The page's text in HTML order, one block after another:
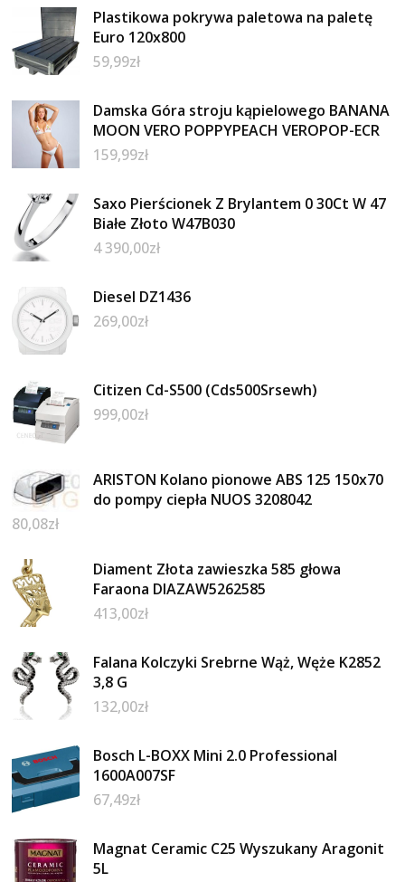
Plastikowa pokrywa paletowa na paletę
Euro 120x800
59,99zł
Damska Góra stroju kąpielowego BANANA
MOON VERO POPPYPEACH VEROPOP-ECR
159,99zł
Saxo Pierścionek Z Brylantem 0 30Ct W 47
Białe Złoto W47B030
4 390,00zł
Diesel DZ1436
269,00zł
Citizen Cd-S500 (Cds500Srsewh)
999,00zł
ARISTON Kolano pionowe ABS 125 150x70
do pompy ciepła NUOS 3208042
80,08zł
Diament Złota zawieszka 585 głowa
Faraona DIAZAW5262585
413,00zł
Falana Kolczyki Srebrne Wąż, Węże K2852
3,8 G
132,00zł
Bosch L-BOXX Mini 2.0 Professional
1600A007SF
67,49zł
Magnat Ceramic C25 Wyszukany Aragonit
5L